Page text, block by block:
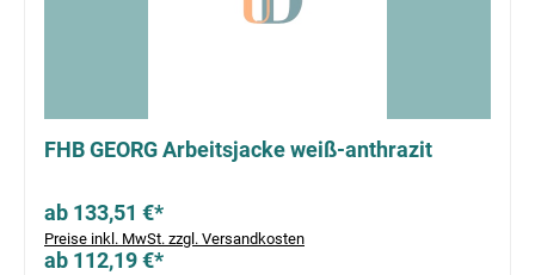
FHB GEORG Arbeitsjacke weiß-anthrazit
ab 133,51 €*
Preise inkl. MwSt. zzgl. Versandkosten
ab 112,19 €*